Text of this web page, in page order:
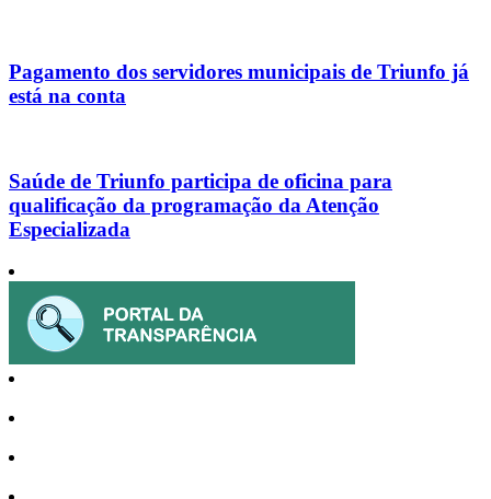
Pagamento dos servidores municipais de Triunfo já
está na conta
Saúde de Triunfo participa de oficina para
qualificação da programação da Atenção
Especializada